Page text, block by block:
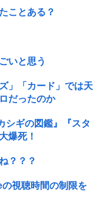
ことある？
いと思う
」「カード」では天
だったのか
シギの図鑑』『スタ
爆死！
？？？
視聴時間の制限を